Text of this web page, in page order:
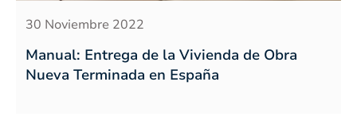
30 Noviembre 2022
Manual: Entrega de la Vivienda de Obra
Nueva Terminada en España